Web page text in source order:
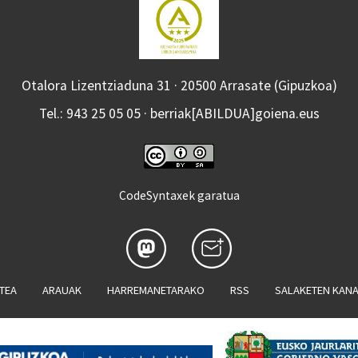
Otalora Lizentziaduna 31 · 20500 Arrasate (Gipuzkoa)
Tel.: 943 25 05 05 · berriak[ABILDUA]goiena.eus
CodeSyntaxek garatua
ARAUAK HARREMANETARAKO RSS SALAKETEN